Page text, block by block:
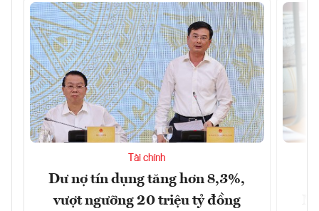
Tài chính
Dư nợ tín dụng tăng hơn 8,3%,
vượt ngưỡng 20 triệu tỷ đồng